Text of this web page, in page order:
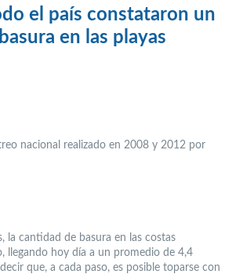
el país constataron un
en las playas
nacional realizado en 2008 y 2012 por
la cantidad de basura en las costas
llegando hoy día a un promedio de 4,4
que, a cada paso, es posible toparse con